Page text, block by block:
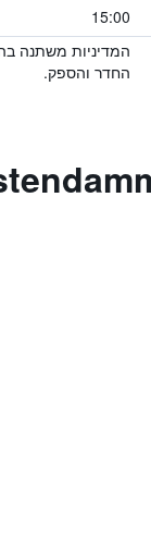
15:00
המדיניות משתנה
החדר והספק.